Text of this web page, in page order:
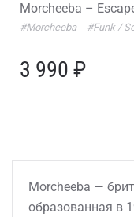
Morcheeba –
#Morcheeba #Funk /
3 990 ₽
Morcheeba —
образованная в